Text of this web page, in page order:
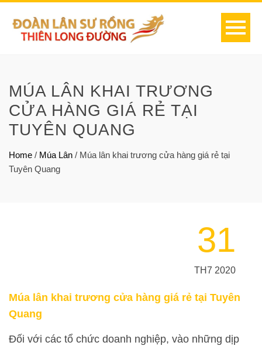
MÚA LÂN KHAI TRƯƠNG
CỬA HÀNG GIÁ RẺ TẠI
TUYÊN QUANG
Home / Múa Lân / Múa lân khai trương cửa hàng giá rẻ tại
Tuyên Quang
31
TH7 2020
Múa lân khai trương cửa hàng giá rẻ tại Tuyên
Quang
Đối với các tổ chức doanh nghiệp, vào những dịp